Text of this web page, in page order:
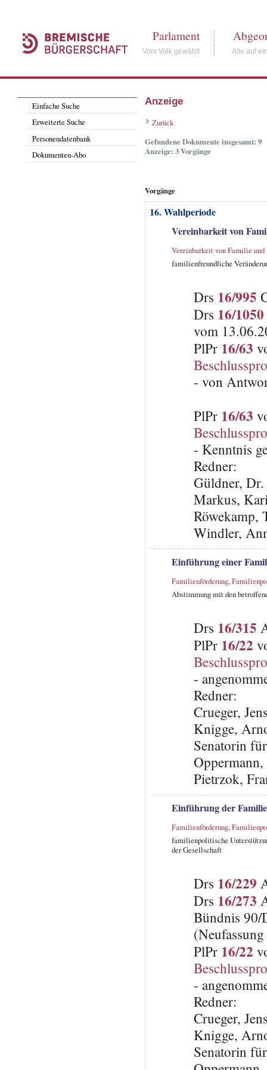
Parlament
Vom Volk gewählt Alle auf
Einfache Suche
Erweiterte Suche
Personendatenbank
Dokumenten-Abo
Anzeige
Zurück
Gefundene Dokumente insgesamt: 9
Anzeige: 3 Vorgänge
Vorgänge
16. Wahlperiode
Vereinbarkeit von
Vereinbarkeit von Familie und
familienfreundliche
Drs 16/995
Drs 16/1050
vom
PlPr 16/63
- von
PlPr 16/63
- Kenntnis
Redner:
Güldner,
Markus,
Röwekamp,
Windler,
Einführung einer
Familienförderung,
Abstimmung mit den
Drs 16/315
PlPr 16/22
-
Redner:
Crueger,
Knigge,
Senatorin
Pietrzok,
Einführung der
Familienförderung,
familienpolitische
der Gesellschaft
Drs 16/229
Drs 16/273
Bündnis 90/
PlPr 16/22
-
Redner:
Crueger,
Knigge,
Senatorin